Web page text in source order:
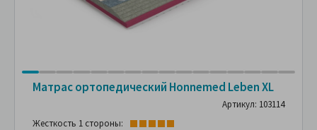
Матрас ортопедический Honnemed Leben XL
Артикул: 103114
Жесткость 1 стороны: